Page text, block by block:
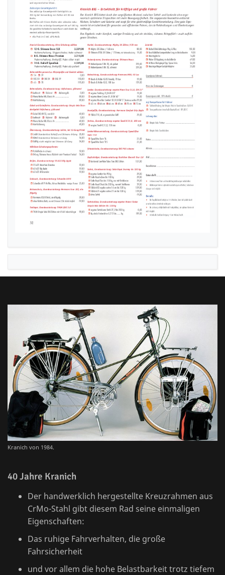
Kranich von 1984.
40 Jahre Kranich
Der handwerklich hergestellte Kreuzrahmen aus
CrMo-Stahl gibt diesem Rad seine einmaligen
Eigenschaften:
Das ruhige Fahrverhalten, die große
Fahrsicherheit
und vor allem die hohe Belastbarkeit trotz tiefem